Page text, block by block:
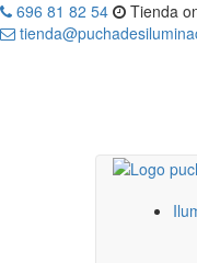
696 81 82 54 Tienda